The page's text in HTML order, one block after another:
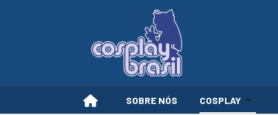
SOBRE NÓS COSPLAY